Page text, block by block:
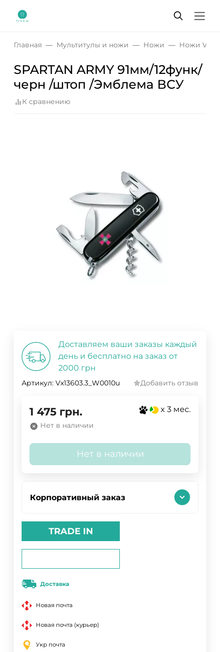
Главная Мультитулы и ножи Ножи Ножи
SPARTAN ARMY 91мм/12функ/
черн /штоп /Эмблема ВСУ
К сравнению
Доставляем ваши заказы каждый
день и бесплатно на заказ от
2000 грн
Артикул: Vx13603.3_W0010u Добавить отзыв
1 475 грн. x 3 мес.
Нет в наличии
Нет в наличии
Корпоративный заказ
TRADE IN
Доставка
Новая почта
Новая почта (курьер)
Укр почта